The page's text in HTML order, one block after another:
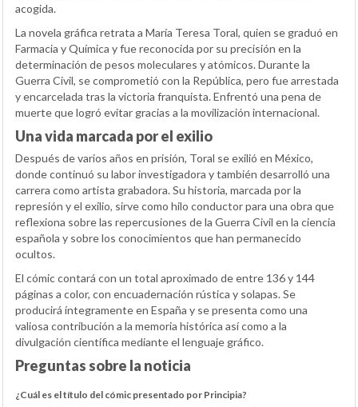
acogida.
La novela gráfica retrata a María Teresa Toral, quien se graduó en
Farmacia y Química y fue reconocida por su precisión en la
determinación de pesos moleculares y atómicos. Durante la
Guerra Civil, se comprometió con la República, pero fue arrestada
y encarcelada tras la victoria franquista. Enfrentó una pena de
muerte que logró evitar gracias a la movilización internacional.
Una vida marcada por el exilio
Después de varios años en prisión, Toral se exilió en México,
donde continuó su labor investigadora y también desarrolló una
carrera como artista grabadora. Su historia, marcada por la
represión y el exilio, sirve como hilo conductor para una obra que
reflexiona sobre las repercusiones de la Guerra Civil en la ciencia
española y sobre los conocimientos que han permanecido
ocultos.
El cómic contará con un total aproximado de entre 136 y 144
páginas a color, con encuadernación rústica y solapas. Se
producirá íntegramente en España y se presenta como una
valiosa contribución a la memoria histórica así como a la
divulgación científica mediante el lenguaje gráfico.
Preguntas sobre la noticia
¿Cuál es el título del cómic presentado por Principia?